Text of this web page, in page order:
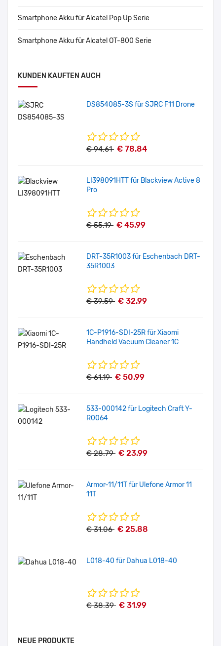
Smartphone Akku für Alcatel Pop Up Serie
Smartphone Akku für Alcatel OT-800 Serie
KUNDEN KAUFTEN AUCH
DS854085-3S für SJRC F11 Drone
€ 94.61 € 78.84
LI398091HTT für Blackview Active 8
Pro
€ 55.19 € 45.99
DRT-35R1003 für Eschenbach DRT-
35R1003
€ 39.59 € 32.99
1C-P1916-SDI-25R für Xiaomi
Handheld Vacuum Cleaner 1C
€ 61.19 € 50.99
533-000142 für Logitech Craft Y-
R0064
€ 28.79 € 23.99
Armor-11/11T für Ulefone Armor 11
11T
€ 31.06 € 25.88
L018-40 für Dahua L018-40
€ 38.39 € 31.99
NEUE PRODUKTE